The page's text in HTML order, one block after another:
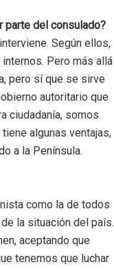
parte del consulado?
Según ellos,
Pero más allá
pero sí que se sirve
autoritario que
ciudadanía, somos
algunas ventajas,
a la Península.
como la de todos
la situación del país.
aceptando que
tenemos que luchar